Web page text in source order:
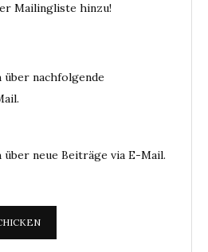
Mailingliste hinzu!
nachfolgende
neue Beiträge via E-Mail.